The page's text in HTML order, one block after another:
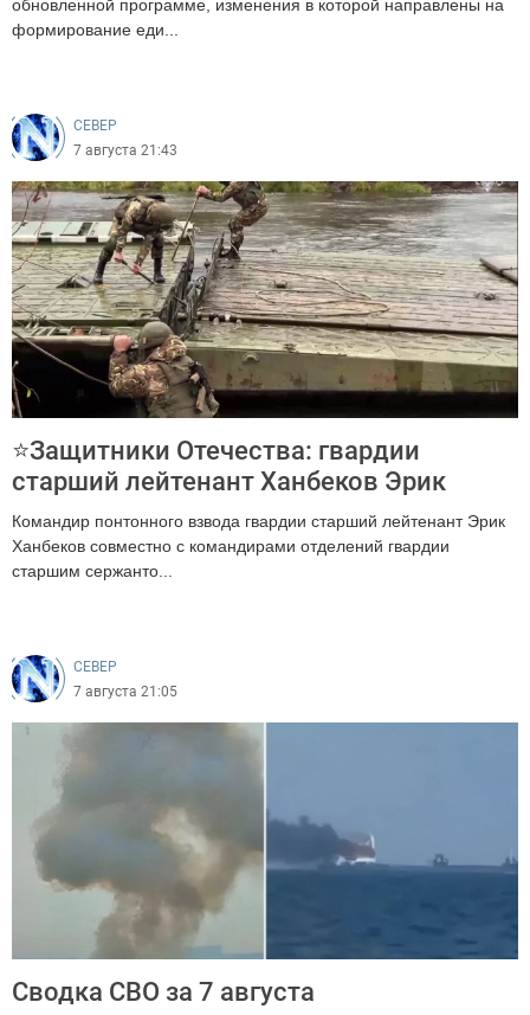
обновленной программе, изменения в которой направлены на
формирование еди...
CEВЕР
7 августа 21:43
⭐Защитники Отечества: гвардии
старший лейтенант Ханбеков Эрик
Командир понтонного взвода гвардии старший лейтенант Эрик
Ханбеков совместно с командирами отделений гвардии
старшим сержанто...
CEВЕР
7 августа 21:05
Сводка СВО за 7 августа